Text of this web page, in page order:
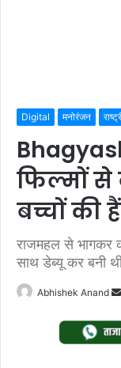
Digital मनोरंजन
फिल्मों से
बच्चों की
राजमहल से भागकर
साथ डेब्यू कर बनी
Abhishek Anand